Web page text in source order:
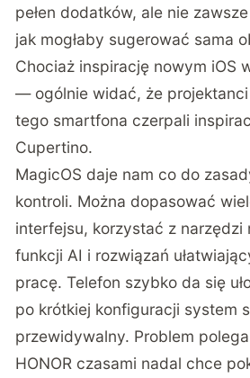
pełen dodatków, ale nie
jak mogłaby sugerować sama
Chociaż inspirację nowym iOS
— ogólnie widać, że
tego smartfona czerpali
Cupertino.
MagicOS daje nam co do
kontroli. Można dopasować
interfejsu, korzystać z narzędzi
funkcji AI i rozwiązań
pracę. Telefon szybko da się
po krótkiej konfiguracji system
przewidywalny. Problem
HONOR czasami nadal chce